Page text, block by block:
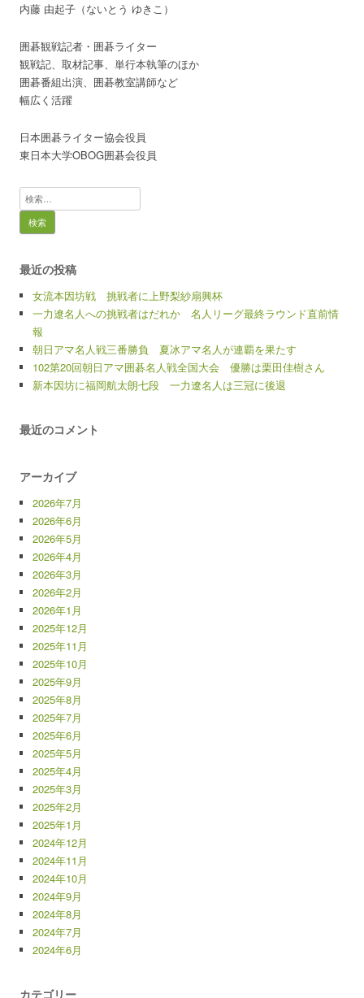
内藤 由起子（ないとう ゆきこ）
囲碁観戦記者・囲碁ライター
観戦記、取材記事、単行本執筆のほか
囲碁番組出演、囲碁教室講師など
幅広く活躍
日本囲碁ライター協会役員
東日本大学OBOG囲碁会役員
検
索:
最近の投稿
女流本因坊戦 挑戦者に上野梨紗扇興杯
一力遼名人への挑戦者はだれか 名人リーグ最終ラウンド直前情
報
朝日アマ名人戦三番勝負 夏冰アマ名人が連覇を果たす
102第20回朝日アマ囲碁名人戦全国大会 優勝は栗田佳樹さん
新本因坊に福岡航太朗七段 一力遼名人は三冠に後退
最近のコメント
アーカイブ
2026年7月
2026年6月
2026年5月
2026年4月
2026年3月
2026年2月
2026年1月
2025年12月
2025年11月
2025年10月
2025年9月
2025年8月
2025年7月
2025年6月
2025年5月
2025年4月
2025年3月
2025年2月
2025年1月
2024年12月
2024年11月
2024年10月
2024年9月
2024年8月
2024年7月
2024年6月
カテゴリー